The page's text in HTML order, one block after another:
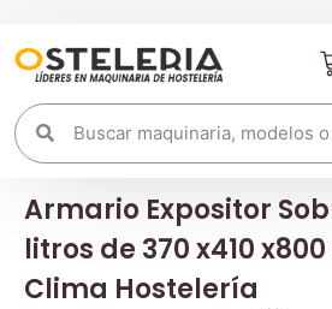
Armario Expositor
litros de 370 x410
Clima Hostelería